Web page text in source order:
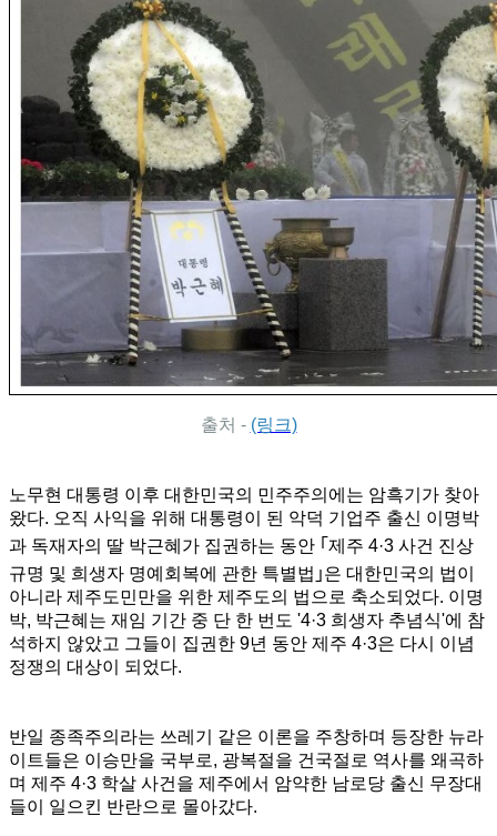
출처 - (링크)
노무현 대통령 이후 대한민국의 민주주의에는 암흑기가 찾아
왔다. 오직 사익을 위해 대통령이 된 악덕 기업주 출신 이명박
과 독재자의 딸 박근혜가 집권하는 동안 ｢ 제주 4·3 사건 진상
규명 및 희생자 명예회복에 관한 특별법 ｣은 대한민국의 법이
아니라 제주도민만을 위한 제주도의 법으로 축소되었다. 이명
박, 박근혜는 재임 기간 중 단 한 번도 '4·3 희생자 추념식'에 참
석하지 않았고 그들이 집권한 9년 동안 제주 4·3은 다시 이념
정쟁의 대상이 되었다.
반일 종족주의라는 쓰레기 같은 이론을 주창하며 등장한 뉴라
이트들은 이승만을 국부로, 광복절을 건국절로 역사를 왜곡하
며 제주 4·3 학살 사건을 제주에서 암약한 남로당 출신 무장대
들이 일으킨 반란으로 몰아갔다.